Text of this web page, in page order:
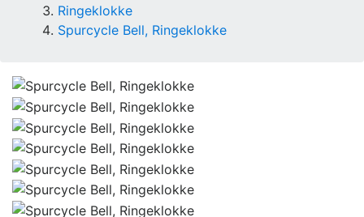
Ringeklokke
Spurcycle Bell, Ringeklokke